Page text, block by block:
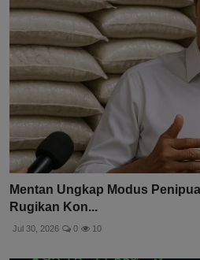
Mentan Ungkap Modus
Rugikan Kon...
Jul 30, 2026 0 10